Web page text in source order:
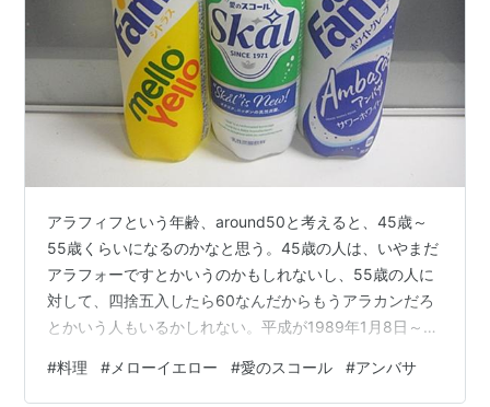
アラフィフという年齢、around50と考えると、45歳～
55歳くらいになるのかなと思う。45歳の人は、いやまだ
アラフォーですとかいうのかもしれないし、55歳の人に
対して、四捨五入したら60なんだからもうアラカンだろ
とかいう人もいるかしれない。平成が1989年1月8日～
現在までの7年間なので、重なっている2019年を考慮す
#料理 # メローイエロー #愛のスコール #アンバサ